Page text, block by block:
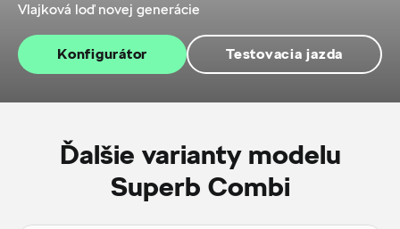
Vlajková loď novej generácie
Konfigurátor Testovacia jazda
Ďalšie varianty modelu
Superb Combi